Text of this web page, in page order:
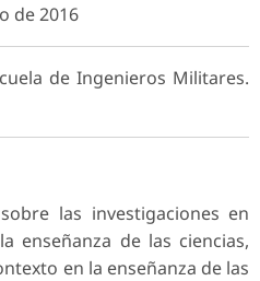
de 2016
de Ingenieros Militares.
las investigaciones en
enseñanza de las ciencias,
en la enseñanza de las